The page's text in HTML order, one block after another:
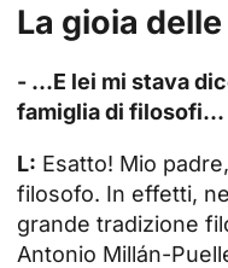
La gioia
- ...E lei mi stava
famiglia di filosofi...
L: Esatto! Mio
filosofo. In effetti,
grande tradizione
Antonio Millán-